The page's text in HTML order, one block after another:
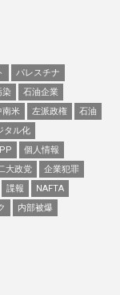
パレスチナ
染
石油企業
南米 左派政権
石油
タル化
個人情報
大政党
企業犯罪
諜報
NAFTA
内部被爆